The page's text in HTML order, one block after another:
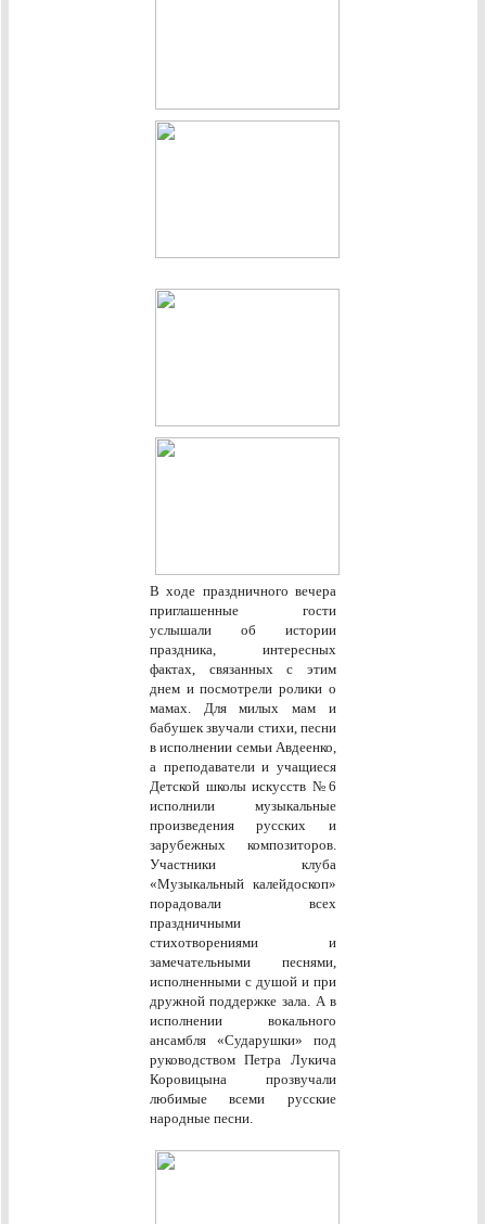
В ходе праздничного вечера
приглашенные гости
услышали об истории
праздника, интересных
фактах, связанных с этим
днем и посмотрели ролики о
мамах. Для милых мам и
бабушек звучали стихи, песни
в исполнении семьи Авдеенко,
а преподаватели и учащиеся
Детской школы искусств №6
исполнили музыкальные
произведения русских и
зарубежных композиторов.
Участники клуба
«Музыкальный калейдоскоп»
порадовали всех
праздничными
стихотворениями и
замечательными песнями,
исполненными с душой и при
дружной поддержке зала. А в
исполнении вокального
ансамбля «Сударушки» под
руководством Петра Лукича
Коровицына прозвучали
любимые всеми русские
народные песни.